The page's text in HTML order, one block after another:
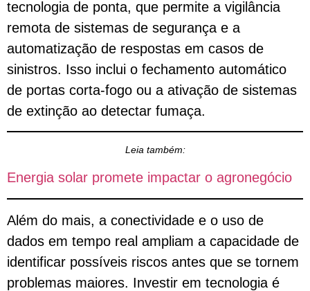
tecnologia de ponta, que permite a vigilância
remota de sistemas de segurança e a
automatização de respostas em casos de
sinistros. Isso inclui o fechamento automático
de portas corta-fogo ou a ativação de sistemas
de extinção ao detectar fumaça.
Leia também:
Energia solar promete impactar o agronegócio
Além do mais, a conectividade e o uso de
dados em tempo real ampliam a capacidade de
identificar possíveis riscos antes que se tornem
problemas maiores. Investir em tecnologia é